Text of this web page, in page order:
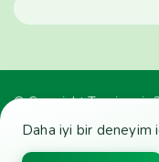
Daha iyi bir deneyim
© Copyright Tavsiyemiz